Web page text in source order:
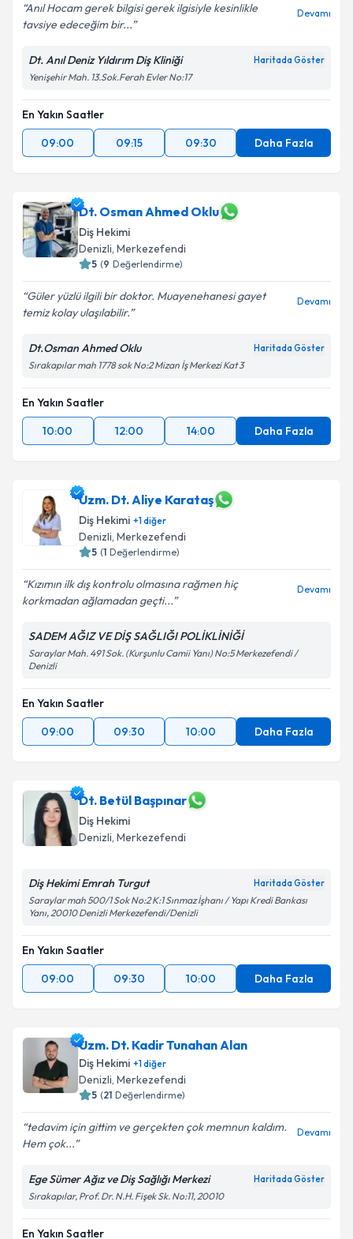
Anıl Hocam gerek bilgisi gerek ilgisiyle kesinlikle
tavsiye edeceğim bir...
Devamı
Dt. Anıl Deniz Yıldırım Diş Kliniği Haritada Göster
Yenişehir Mah. 13.Sok.Ferah Evler No:17
En Yakın Saatler
09:00
09:15 09:30 Daha Fazla
Dt. Osman Ahmed Oklu
Diş Hekimi
Denizli, Merkezefendi
5 (9 Değerlendirme)
Güler yüzlü ilgili bir doktor. Muayenehanesi gayet
temiz kolay ulaşılabilir.
Devamı
Dt.Osman Ahmed Oklu Haritada Göster
Sırakapılar mah 1778 sok No:2 Mizan İş Merkezi Kat 3
En Yakın Saatler
10:00
12:00 14:00 Daha Fazla
Uzm. Dt. Aliye Karataş
Diş Hekimi +1diğer
Denizli, Merkezefendi
5 (1 Değerlendirme)
Kızımın ilk dış kontrolu olmasına rağmen hiç
korkmadan ağlamadan geçti...
Devamı
SADEM AĞIZ VE DİŞ SAĞLIĞI POLİKLİNİĞİ
Saraylar Mah. 491 Sok. (Kurşunlu Camii Yanı) No:5 Merkezefendi /
Denizli
En Yakın Saatler
09:00
09:30 10:00 Daha Fazla
Dt. Betül Başpınar
Diş Hekimi
Denizli, Merkezefendi
Diş Hekimi Emrah Turgut Haritada Göster
Saraylar mah 500/1 Sok No:2 K:1 Sınmaz İşhanı / Yapı Kredi Bankası
Yanı, 20010 Denizli Merkezefendi/Denizli
En Yakın Saatler
09:00
09:30 10:00 Daha Fazla
Uzm. Dt. Kadir Tunahan Alan
Diş Hekimi +1diğer
Denizli, Merkezefendi
5 (21 Değerlendirme)
tedavim için gittim ve gerçekten çok memnun kaldım.
Hem çok...
Devamı
Ege Sümer Ağız ve Diş Sağlığı Merkezi Haritada Göster
Sırakapılar, Prof. Dr. N.H. Fişek Sk. No:11, 20010
En Yakın Saatler